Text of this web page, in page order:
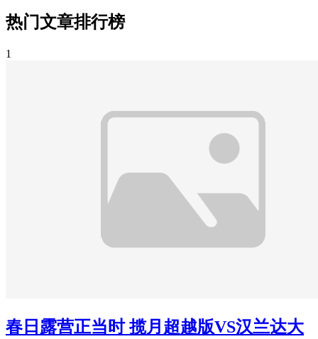
热门文章排行榜
1
春日露营正当时 揽月超越版VS汉兰达大